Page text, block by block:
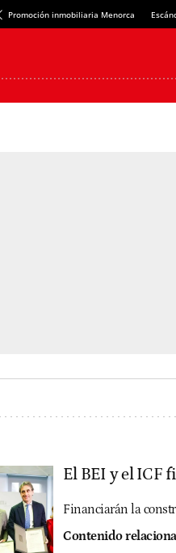
Promoción inmobiliaria Menorca
El BEI y el ICF
Financiarán la
Contenido